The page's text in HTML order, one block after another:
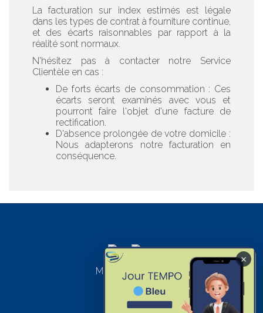
La facturation sur index estimés est légale
dans les types de contrat à fourniture continue,
et des écarts raisonnables par rapport à la
réalité sont normaux.
N'hésitez pas à contacter notre Service
Clientèle en cas :
De forts écarts de consommation : Ces
écarts seront examinés avec vous et
pourront faire l'objet d'une facture de
rectification.
D'absence prolongée de votre domicile :
Nous adapterons notre facturation en
conséquence.
Mentions légales
SICAP recrute
Contacts
×